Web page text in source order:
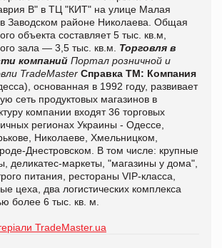
В" в ТЦ "КИТ" на улице Малая
Заводском районе Николаева. Общая
объекта составляет 5 тыс. кв.м,
зала — 3,5 тыс. кв.м. Торговля в
компаний Портал розничной и
TradeMaster Справка ТМ: Компания
основанная в 1992 году, развивает
сеть продуктовых магазинов в
компании входят 36 торговых
регионах Украины - Одессе,
Николаеве, Хмельницком,
Днестровском. В том числе: крупные
деликатес-маркеты, "магазины у дома",
питания, рестораны VIP-класса,
цеха, два логистических комплекса
более 6 тыс. кв. м.
TradeMaster.ua